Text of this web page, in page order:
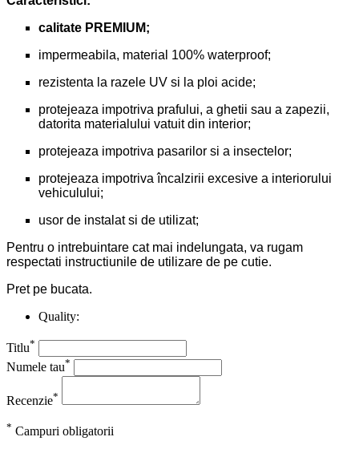
calitate PREMIUM;
impermeabila, material 100% waterproof;
rezistenta la razele UV si la ploi acide;
protejeaza impotriva prafului, a ghetii sau a zapezii,
datorita materialului vatuit din interior;
protejeaza impotriva pasarilor si a insectelor;
protejeaza impotriva încalzirii excesive a interiorului
vehiculului;
usor de instalat si de utilizat;
Pentru o intrebuintare cat mai indelungata, va rugam
respectati instructiunile de utilizare de pe cutie.
Pret pe bucata.
Quality:
Titlu*
Numele tau*
Recenzie*
* Campuri obligatorii